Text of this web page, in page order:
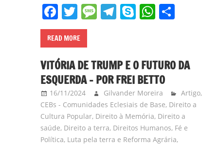
Facebook
Twitter
Message
Telegram
SkypeShare
READ MORE
VITÓRIA DE TRUMP E O FUTURO DA
ESQUERDA – POR FREI BETTO
16/11/2024 Gilvander Moreira Artigo,
CEBs - Comunidades Eclesiais de Base, Direito a
Cultura Popular, Direito à Memória, Direito a
saúde, Direito a terra, Direitos Humanos, Fé e
Política, Luta pela terra e Reforma Agrária,